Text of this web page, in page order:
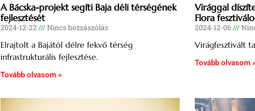
A Bácska-projekt segíti Baja déli térségének
fejlesztését
2024-12-22 Nincs hozzászólás
Elrajtolt a Bajától délre fekvő térség
infrastrukturális fejlesztése.
Tovább olvasom »
Virággal
Flora
2024-12-06
Virágfesztivált
Tovább olvasom